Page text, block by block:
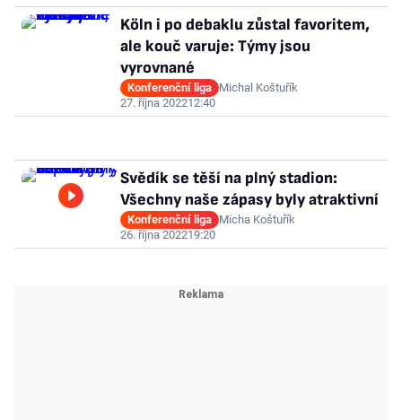
Köln i po debaklu zůstal favoritem,
ale kouč varuje: Týmy jsou
vyrovnané
Konferenční liga Michal Koštuřík
27. října 202212:40
Svědík se těší na plný stadion:
Všechny naše zápasy byly atraktivní
Konferenční liga Micha Koštuřík
26. října 202219:20